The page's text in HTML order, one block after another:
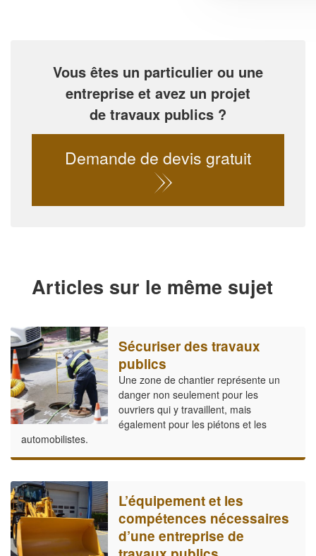
Vous êtes un particulier ou une
entreprise et avez un projet
de travaux publics ?
Demande de devis gratuit
Articles sur le même sujet
Sécuriser des travaux
publics
Une zone de chantier représente un
danger non seulement pour les
ouvriers qui y travaillent, mais
également pour les piétons et les
automobilistes.
L’équipement et les
compétences nécessaires
d’une entreprise de